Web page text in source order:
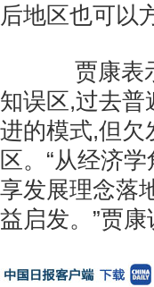
后地区也可以
贾康表示,
知误区,过去普
进的模式,但欠
区。“从经济
享发展理念落
益启发。”贾康